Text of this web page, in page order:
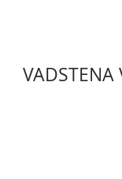
VADSTENA